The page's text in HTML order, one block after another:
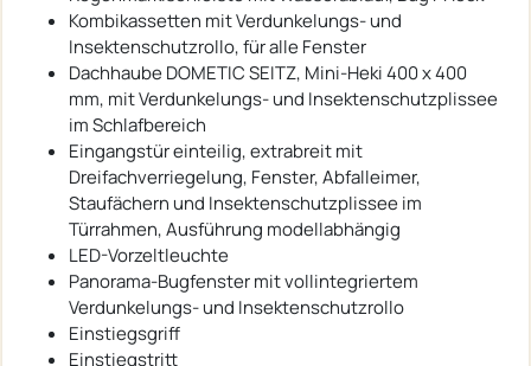
Kombikassetten mit Verdunkelungs- und
Insektenschutzrollo, für alle Fenster
Dachhaube DOMETIC SEITZ, Mini-Heki 400 x 400
mm, mit Verdunkelungs- und Insektenschutzplissee
im Schlafbereich
Eingangstür einteilig, extrabreit mit
Dreifachverriegelung, Fenster, Abfalleimer,
Staufächern und Insektenschutzplissee im
Türrahmen, Ausführung modellabhängig
LED-Vorzeltleuchte
Panorama-Bugfenster mit vollintegriertem
Verdunkelungs- und Insektenschutzrollo
Einstiegsgriff
Einstiegstritt